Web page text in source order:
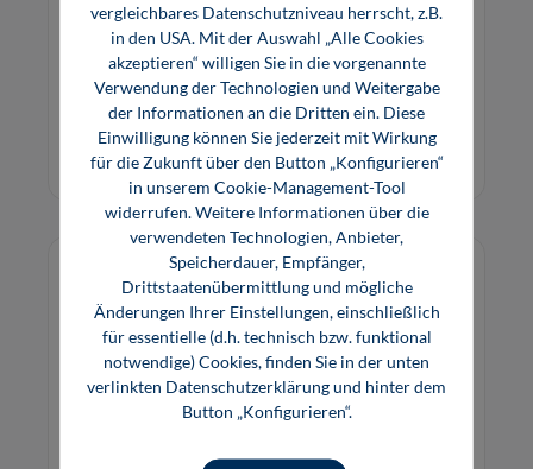
Das Seminar behandelt unterschiedliche DTC-
Methoden und zeigt anhand von Beispielen, wie
sich durch deren Anwendung und Kombination
Kostensenkungs-Potenziale identifizieren
lassen.
1.290,00 €*
Offenes Seminar, Inhouse Seminar
vergleichbares Datenschutzniveau herrscht, z.B.
in den USA. Mit der Auswahl „Alle Cookies
akzeptieren“ willigen Sie in die vorgenannte
Verwendung der Technologien und Weitergabe
der Informationen an die Dritten ein. Diese
Einwilligung können Sie jederzeit mit Wirkung
für die Zukunft über den Button „Konfigurieren“
in unserem Cookie-Management-Tool
widerrufen. Weitere Informationen über die
verwendeten Technologien, Anbieter,
Speicherdauer, Empfänger,
Drittstaatenübermittlung und mögliche
Änderungen Ihrer Einstellungen, einschließlich
für essentielle (d.h. technisch bzw. funktional
notwendige) Cookies, finden Sie in der unten
verlinkten Datenschutzerklärung und hinter dem
Button „Konfigurieren“.